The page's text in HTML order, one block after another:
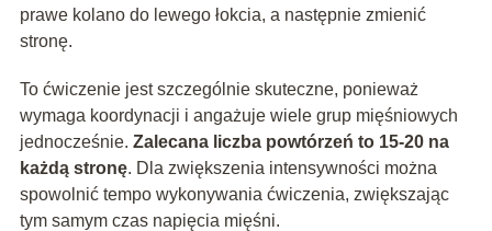
prawe kolano do lewego łokcia, a następnie zmienić
stronę.
To ćwiczenie jest szczególnie skuteczne, ponieważ
wymaga koordynacji i angażuje wiele grup mięśniowych
jednocześnie. Zalecana liczba powtórzeń to 15-20 na
każdą stronę. Dla zwiększenia intensywności można
spowolnić tempo wykonywania ćwiczenia, zwiększając
tym samym czas napięcia mięśni.